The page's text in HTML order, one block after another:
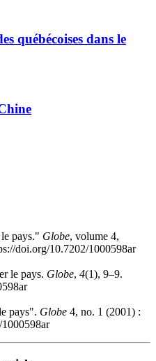
québécoises dans le
pays." Globe, volume 4,
doi.org/10.7202/1000598ar
le pays. Globe, 4(1), 9–9.
pays". Globe 4, no. 1 (2001) :